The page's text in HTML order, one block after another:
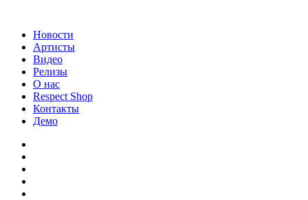
Новости
Артисты
Видео
Релизы
О нас
Respect Shop
Контакты
Демо